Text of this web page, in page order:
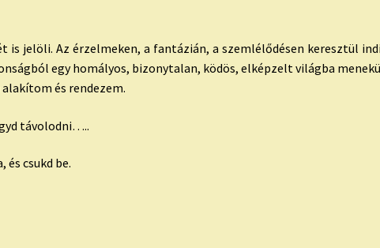
jelöli. Az érzelmeken, a fantázián, a szemlélődésen keresztül
egy homályos, bizonytalan, ködös, elképzelt világba
és rendezem.
távolodni…..
csukd be.